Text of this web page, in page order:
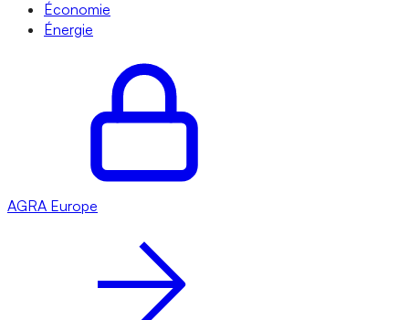
Économie
Énergie
AGRA Europe